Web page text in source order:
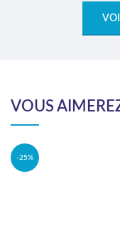
VOUS
-25%